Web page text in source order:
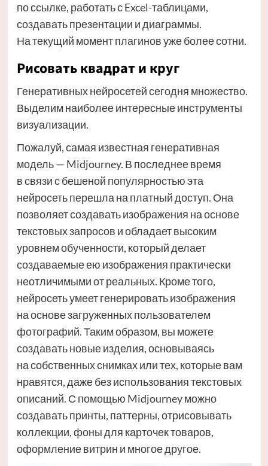
по ссылке, работать с Excel-таблицами,
создавать презентации и диаграммы.
На текущий момент плагинов уже более сотни.
Рисовать квадрат и круг
Генеративных нейросетей сегодня множество.
Выделим наиболее интересные инструменты
визуализации.
Пожалуй, самая известная генеративная
модель — Midjourney. В последнее время
в связи с бешеной популярностью эта
нейросеть перешла на платный доступ. Она
позволяет создавать изображения на основе
текстовых запросов и обладает высоким
уровнем обученности, который делает
создаваемые ею изображения практически
неотличимыми от реальных. Кроме того,
нейросеть умеет генерировать изображения
на основе загруженных пользователем
фотографий. Таким образом, вы можете
создавать новые изделия, основываясь
на собственных снимках или тех, которые вам
нравятся, даже без использования текстовых
описаний. С помощью Midjourney можно
создавать принты, паттерны, отрисовывать
коллекции, фоны для карточек товаров,
оформление витрин и многое другое.